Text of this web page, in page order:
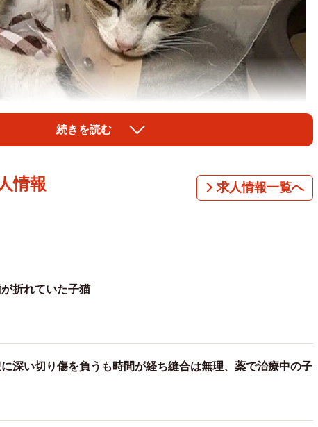
見つかった現場近くで尻尾の切れた猫が保護されるなど虐待が疑われる事
アパートの前で倒れている意識不明の子猫が見つかりまし
し、動物病院に連れて行きましたが、間もなく死亡。生後2
。ボランティアや獣医師らによると、死んだ子猫は横隔膜
、誰かにお腹を強く蹴られ虐待された可能性が高いといいま
たそうです。
続きを読む
情報 求人情報一覧へ
が折れていた子猫
に深い切り傷を負うも時間が経ち縫合は無理、薬で治療中の子